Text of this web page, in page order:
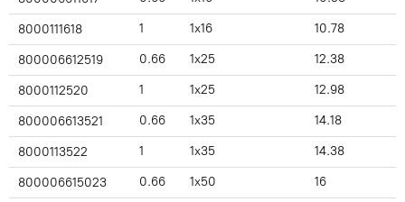
8000111618 1 1x16 10.78
800006612519 0.66 1x25 12.38
8000112520 1 1x25 12.98
800006613521 0.66 1x35 14.18
8000113522 1 1x35 14.38
800006615023 0.66 1x50 16